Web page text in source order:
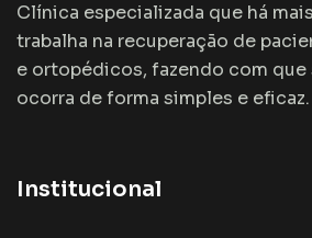
Clínica especializada que há
trabalha na recuperação de
e ortopédicos, fazendo com
ocorra de forma simples e eficaz.
Institucional